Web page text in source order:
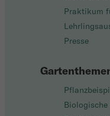
Praktikum
Presse